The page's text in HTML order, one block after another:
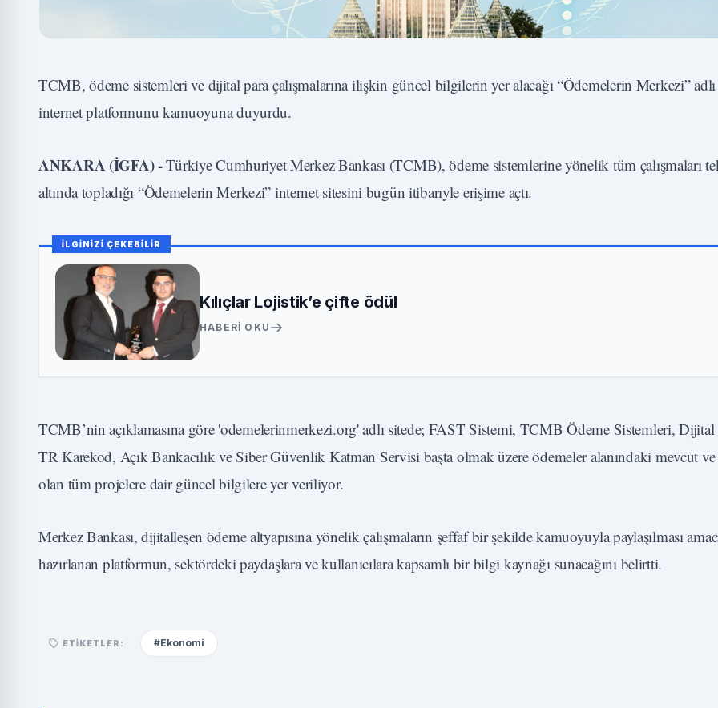
TCMB, ödeme sistemleri ve dijital para çalışmalarına ilişkin güncel bilgilerin yer alacağı “Ödemelerin Merkezi”
internet platformunu kamuoyuna duyurdu.
ANKARA (İGFA) -Türkiye Cumhuriyet Merkez Bankası (TCMB), ödeme sistemlerine yönelik tüm çalışmaları
altında topladığı “Ödemelerin Merkezi” internet sitesini bugün itibarıyle erişime açtı.
İLGİNİZİ ÇEKEBİLİR
Kılıçlar Lojistik’e çifte ödül
HABERI OKU
TCMB’nin açıklamasına göre 'odemelerinmerkezi.org' adlı sitede; FAST Sistemi, TCMB Ödeme Sistemleri,
TR Karekod, Açık Bankacılık ve Siber Güvenlik Katman Servisi başta olmak üzere ödemeler alanındaki mevcut
olan tüm projelere dair güncel bilgilere yer veriliyor.
Merkez Bankası, dijitalleşen ödeme altyapısına yönelik çalışmaların şeffaf bir şekilde kamuoyuyla paylaşılması
hazırlanan platformun, sektördeki paydaşlara ve kullanıcılara kapsamlı bir bilgi kaynağı sunacağını belirtti.
ETIKETLER: #Ekonomi